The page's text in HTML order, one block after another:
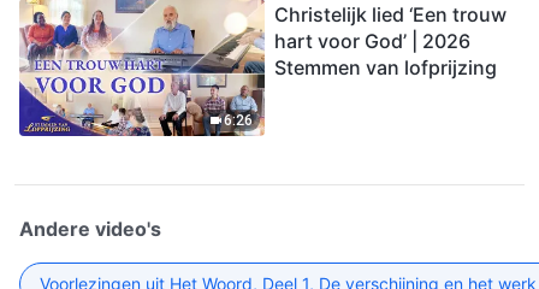
6:26
Christelijk lied ‘Een trouw
hart voor God’ | 2026
Stemmen van lofprijzing
Andere video's
Voorlezingen uit Het Woord, Deel 1, De verschijning en het